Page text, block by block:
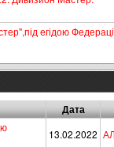
егідою
Дата
13.02.2022